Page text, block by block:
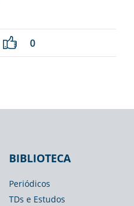
0
BIBLIOTECA
Periódicos
TDs e Estudos